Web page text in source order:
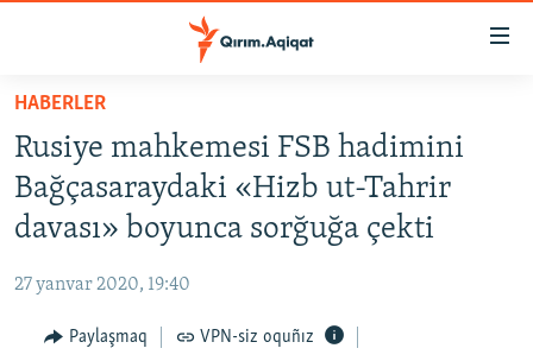
Esas
qaytmaq
Baş
navigatsiyağa
qaytmaq
Qıdıruvğa
qaytmaq
SİYASET
İQTİSADİYAT
MEDENİYET
İNSAN AQLARI
HABERLER
Rusiye mahkemesi FSB hadimini
Bağçasaraydaki «Hizb ut-Tahrir
davası» boyunca sorğuğa çekti
27 yanvar 2020, 19:40
Paylaşmaq VPN-siz oquñız